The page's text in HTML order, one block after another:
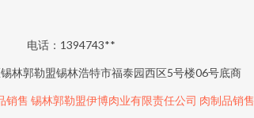
电话：1394743**
林郭勒盟锡林浩特市福泰园西区5号楼06号底商
销售 锡林郭勒盟伊博肉业有限责任公司 肉制品销售